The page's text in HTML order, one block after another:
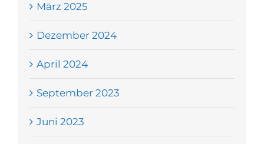
März 2025
Dezember 2024
April 2024
September 2023
Juni 2023